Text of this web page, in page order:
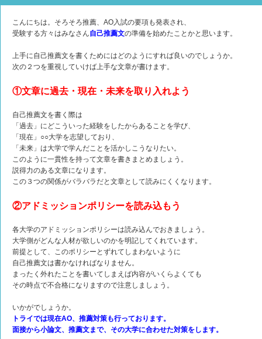
こんにちは。そろそろ推薦、AO入試の要項も発表され、
受験する方々はみなさん自己推薦文の準備を始めたことかと思います。
上手に自己推薦文を書くためにはどのようにすれば良いのでしょうか。
次の２つを重視していけば上手な文章が書けます。
①文章に過去・現在・未来を取り入れよう
自己推薦文を書く際は
「過去」にどこういった経験をしたからあることを学び、
「現在」○○大学を志望しており、
「未来」は大学で学んだことを活かしこうなりたい。
このように一貫性を持って文章を書きまとめましょう。
説得力のある文章になります。
この３つの関係がバラバラだと文章として読みにくくなります。
②アドミッションポリシーを読み込もう
各大学のアドミッションポリシーは読み込んでおきましょう。
大学側がどんな人材が欲しいのかを明記してくれています。
前提として、このポリシーとずれてしまわないように
自己推薦文は書かなければなりません。
まったく外れたことを書いてしまえば内容がいくらよくても
その時点で不合格になりますので注意しましょう。
いかがでしょうか。
トライでは現在AO、推薦対策も行っております。
面接から小論文、推薦文まで、その大学に合わせた対策をします。